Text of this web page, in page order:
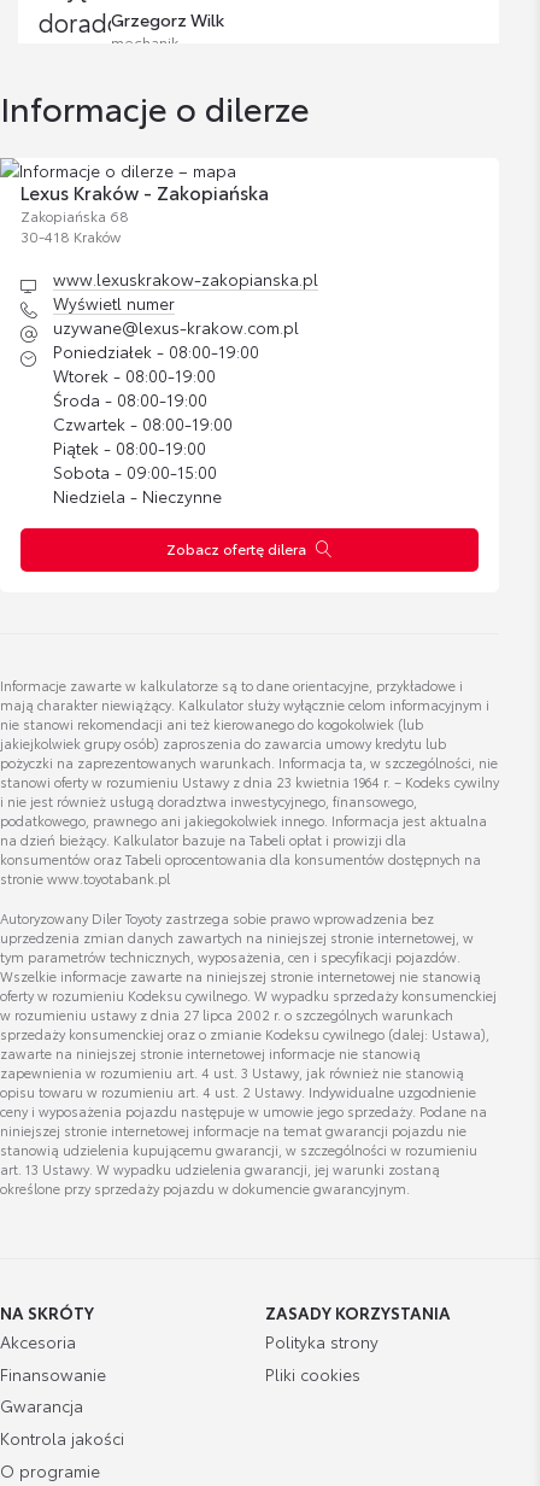
Cena brutto
Bagażnik Dachowy Lexus Alpine
5 300,00 zł
Cena brutto
872,00 zł
Bagażnik rowerowy na hak VeloCompact -
2 rowery
Cena brutto
2 837,07 zł
Bagażnik rowerowy na hak VeloCompact -
3 rowery
Lexus Home Charge - stacja ładowania 22
kW z kablem do ładowania 5 m
Cena brutto
4 505,88 zł Zobacz szczegóły
Lexus Home Charge - stacja ładowania 22
kW, 4G, bez kabla
Cena brutto
4 638,90 zł Zobacz szczegóły
Lexus Home Charge- stacja ładowania 7,4
kW bez kabla, z modułem 4G
Cena brutto
4 317,74 zł Zobacz szczegóły
Lexus Home Charge - stacja ładowania 7,4
kW z kablem do ładowania 5 m
Lexus Home Charge - stacja ładowania 22
Grzegorz Wilk
mechanik
Wyświetl numer
Sebastian Maj
mechanik
Wyświetl numer
sebastian.maj@itoyota.pl
Kacper Dobosz
kacper.dobosz@toyota.radom.pl
Dawid Buszek
Doradca ds. sprzedaży samochodów używanych
Wyświetl numer
dawid.buszek@lexus-krakow.com.pl
Krzysztof Radzik
Informacje o dilerze
Lexus Kraków - Zakopiańska
Zakopiańska 68
30-418 Kraków
www.lexuskrakow-zakopianska.pl
Wyświetl numer
uzywane@lexus-krakow.com.pl
Poniedziałek - 08:00-19:00
Wtorek - 08:00-19:00
Środa - 08:00-19:00
Czwartek - 08:00-19:00
Piątek - 08:00-19:00
Sobota - 09:00-15:00
Niedziela - Nieczynne
Zobacz ofertę dilera
Informacje zawarte w kalkulatorze są to dane orientacyjne, przykładowe i
mają charakter niewiążący. Kalkulator służy wyłącznie celom informacyjnym i
nie stanowi rekomendacji ani też kierowanego do kogokolwiek (lub
jakiejkolwiek grupy osób) zaproszenia do zawarcia umowy kredytu lub
pożyczki na zaprezentowanych warunkach. Informacja ta, w szczególności, nie
stanowi oferty w rozumieniu Ustawy z dnia 23 kwietnia 1964 r. – Kodeks cywilny
i nie jest również usługą doradztwa inwestycyjnego, finansowego,
podatkowego, prawnego ani jakiegokolwiek innego. Informacja jest aktualna
na dzień bieżący. Kalkulator bazuje na Tabeli opłat i prowizji dla
konsumentów oraz Tabeli oprocentowania dla konsumentów dostępnych na
stronie www.toyotabank.pl
Autoryzowany Diler Toyoty zastrzega sobie prawo wprowadzenia bez
uprzedzenia zmian danych zawartych na niniejszej stronie internetowej, w
tym parametrów technicznych, wyposażenia, cen i specyfikacji pojazdów.
Wszelkie informacje zawarte na niniejszej stronie internetowej nie stanowią
oferty w rozumieniu Kodeksu cywilnego. W wypadku sprzedaży konsumenckiej
w rozumieniu ustawy z dnia 27 lipca 2002 r. o szczególnych warunkach
sprzedaży konsumenckiej oraz o zmianie Kodeksu cywilnego (dalej: Ustawa),
zawarte na niniejszej stronie internetowej informacje nie stanowią
zapewnienia w rozumieniu art. 4 ust. 3 Ustawy, jak również nie stanowią
opisu towaru w rozumieniu art. 4 ust. 2 Ustawy. Indywidualne uzgodnienie
ceny i wyposażenia pojazdu następuje w umowie jego sprzedaży. Podane na
niniejszej stronie internetowej informacje na temat gwarancji pojazdu nie
stanowią udzielenia kupującemu gwarancji, w szczególności w rozumieniu
art. 13 Ustawy. W wypadku udzielenia gwarancji, jej warunki zostaną
określone przy sprzedaży pojazdu w dokumencie gwarancyjnym.
NA SKRÓTY
Akcesoria
Finansowanie
Gwarancja
Kontrola jakości
O programie
ZASADY KORZYSTANIA
Polityka strony
Pliki cookies